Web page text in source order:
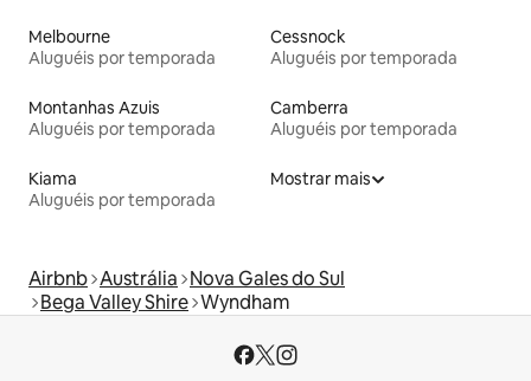
Melbourne
Aluguéis por temporada
Cessnock
Aluguéis por temporada
Montanhas Azuis
Aluguéis por temporada
Camberra
Aluguéis por temporada
Kiama
Aluguéis por temporada
Mostrar mais
Airbnb Austrália Nova Gales do Sul
Bega Valley Shire Wyndham